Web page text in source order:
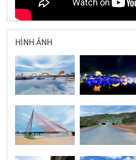
HÌNH ẢNH